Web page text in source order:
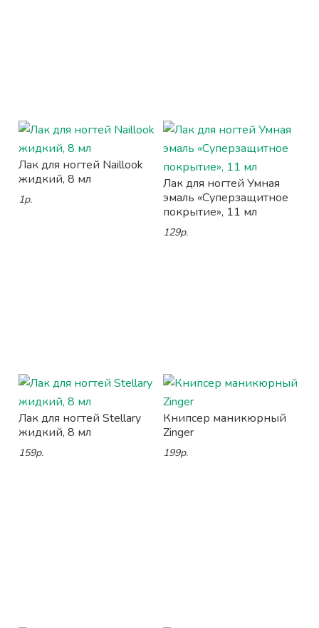
Лак для ногтей Naillook
жидкий, 8 мл
1р.
Лак для ногтей Умная
эмаль «Суперзащитное
покрытие», 11 мл
129р.
Лак для ногтей Stellary
жидкий, 8 мл
159р.
Книпсер маникюрный
Zinger
199р.